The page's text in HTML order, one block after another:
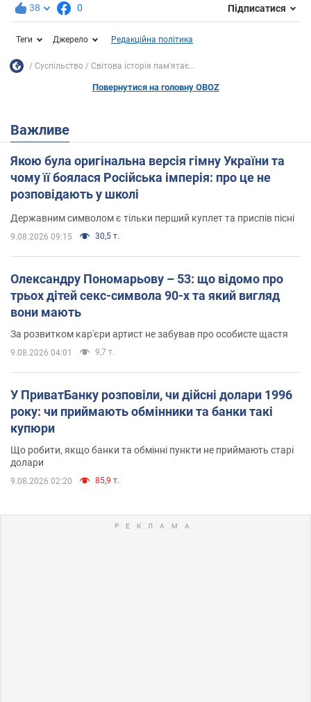
38 0 Підписатися
Теги Джерело Редакційна політика
Суспільство Світова історія пам'ятає...
Повернутися на головну OBOZ
Важливе
Якою була оригінальна версія гімну України та
чому її боялася Російська імперія: про це не
розповідають у школі
Державним символом є тільки перший куплет та приспів пісні
9.08.2026 09:15 30,5 т.
Олександру Пономарьову – 53: що відомо про
трьох дітей секс-символа 90-х та який вигляд
вони мають
За розвитком кар'єри артист не забував про особисте щастя
9.08.2026 04:01 9,7 т.
У ПриватБанку розповіли, чи дійсні долари 1996
року: чи приймають обмінники та банки такі
купюри
Що робити, якщо банки та обмінні пункти не приймають старі
долари
9.08.2026 02:20 85,9 т.